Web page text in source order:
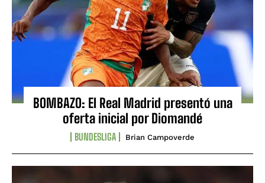
BOMBAZO: El Real Madrid presentó una
oferta inicial por Diomandé
BUNDESLIGA Brian Campoverde